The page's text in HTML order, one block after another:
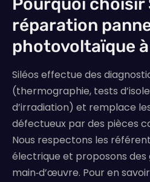
Pourquoi choisir
réparation
photovoltaïque
Siléos effectue des
(thermographie, tests
d’irradiation) et remplace
défectueux par des pièces
Nous respectons les
électrique et proposons
main‑d’œuvre. Pour en